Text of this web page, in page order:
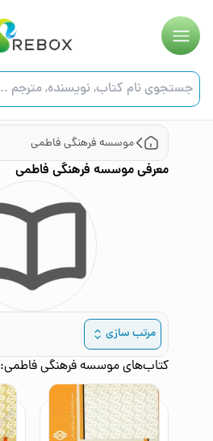
موسسه فرهنگی فاطمی
معرفیموسسه فرهنگی فاطمی
مرتب سازی
کتاب‌هایموسسه فرهنگی فاطمی: